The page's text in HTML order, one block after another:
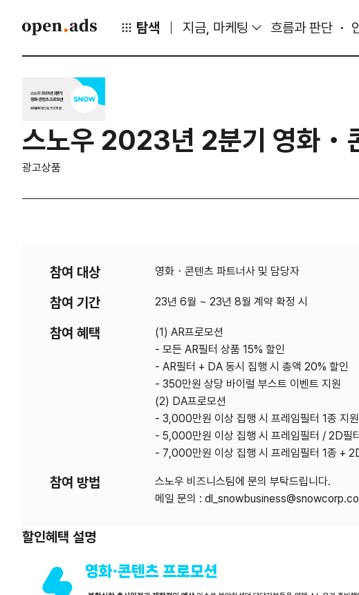
탐색 지금, 마케팅 흐름과 판단
스노우 2023년 2분기 영화・
광고상품
참여 대상 영화・콘텐츠 파트너사 및 담당자
참여 기간 23년 6월 ~ 23년 8월 계약 확정 시
참여 혜택
(1) AR프로모션
- 모든 AR필터 상품 15% 할인
- AR필터 + DA 동시 집행 시 총액 20% 할인
- 350만원 상당 바이럴 부스트 이벤트 지원
(2) DA프로모션
- 3,000만원 이상 집행 시 프레임필터 1종 지원
- 5,000만원 이상 집행 시 프레임필터 / 2D필
- 7,000만원 이상 집행 시 프레임필터 1종 +
참여 방법
스노우 비즈니스팀에 문의 부탁드립니다.
메일 문의 :
할인혜택 설명